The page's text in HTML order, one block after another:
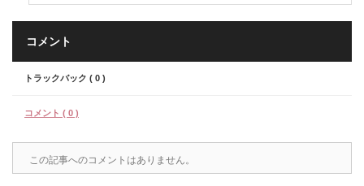
コメント
トラックバック ( 0 )
コメント ( 0 )
この記事へのコメントはありません。